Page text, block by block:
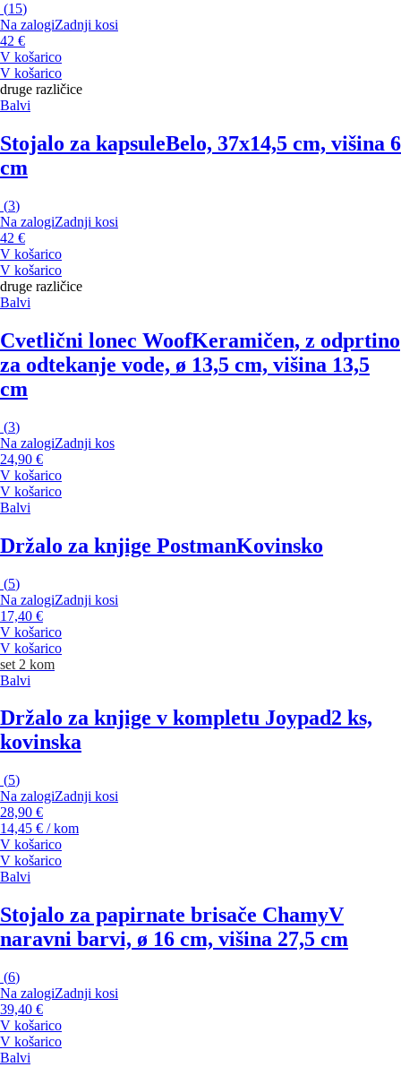
(15)
Na zalogiZadnji kosi
42 €
V košarico
V košarico
druge različice
Balvi
Stojalo za kapsuleBelo, 37x14,5 cm, višina 6
cm
(3)
Na zalogiZadnji kosi
42 €
V košarico
V košarico
druge različice
Balvi
Cvetlični lonec WoofKeramičen, z odprtino
za odtekanje vode, ø 13,5 cm, višina 13,5
cm
(3)
Na zalogiZadnji kos
24,90 €
V košarico
V košarico
Balvi
Držalo za knjige PostmanKovinsko
(5)
Na zalogiZadnji kosi
17,40 €
V košarico
V košarico
set 2 kom
Balvi
Držalo za knjige v kompletu Joypad2 ks,
kovinska
(5)
Na zalogiZadnji kosi
28,90 €
14,45 € / kom
V košarico
V košarico
Balvi
Stojalo za papirnate brisače ChamyV
naravni barvi, ø 16 cm, višina 27,5 cm
(6)
Na zalogiZadnji kosi
39,40 €
V košarico
V košarico
Balvi